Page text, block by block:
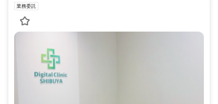
業務委託